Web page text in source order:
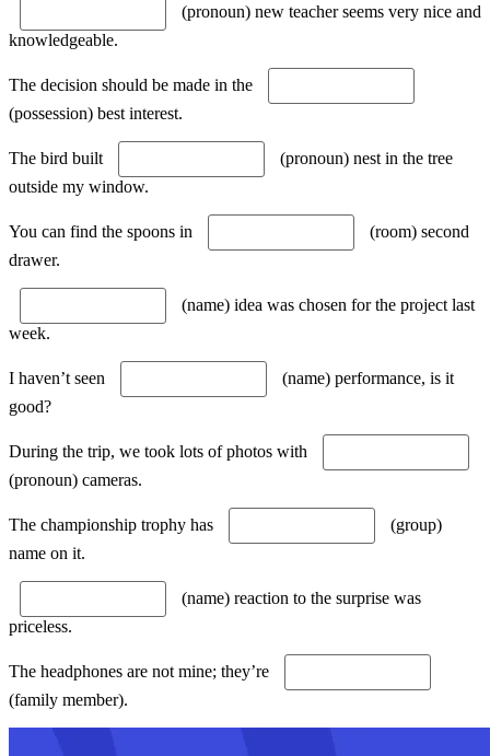
(pronoun) new teacher seems very nice and
knowledgeable.
The decision should be made in the
(possession) best interest.
The bird built
(pronoun) nest in the tree
outside my window.
You can find the spoons in
(room) second
drawer.
(name) idea was chosen for the project last
week.
I haven’t seen
(name) performance, is it
good?
During the trip, we took lots of photos with
(pronoun) cameras.
The championship trophy has
(group)
name on it.
(name) reaction to the surprise was
priceless.
The headphones are not mine; they’re
(family member).